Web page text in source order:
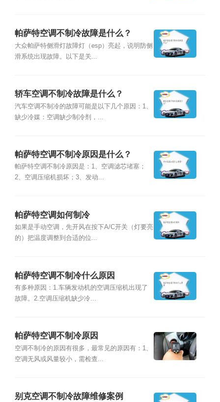
帕萨特空调不制冷故障是什么？
大众帕萨特侧滑灯故障灯（esp）亮起，说明防侧
滑系统出现故障。以下是关...
轿车空调不制冷故障是什么？
汽车空调不制冷的故障可能是以下几个原因：1、
缺少冷媒：空调缺少制冷剂，...
帕萨特空调不制冷原因是什么？
帕萨特空调不制冷原因是：1、空调滤芯堵塞；
2、空调压缩机损坏；3、发动...
帕萨特空调如何制冷
如果是手动空调，先开风在按下A/C开关（灯要亮
的）把温度调整到合适的位...
帕萨特空调不制冷什么原因
有多种原因：1.车辆发动机的空调压缩机出现了
故障。2.空调压缩机缺少冷...
帕萨特空调不制冷原因
空调不制冷的原因有很多，最常见的原因有：1、
空调无风或风量较小，需检查...
别克空调不制冷故障维修案例